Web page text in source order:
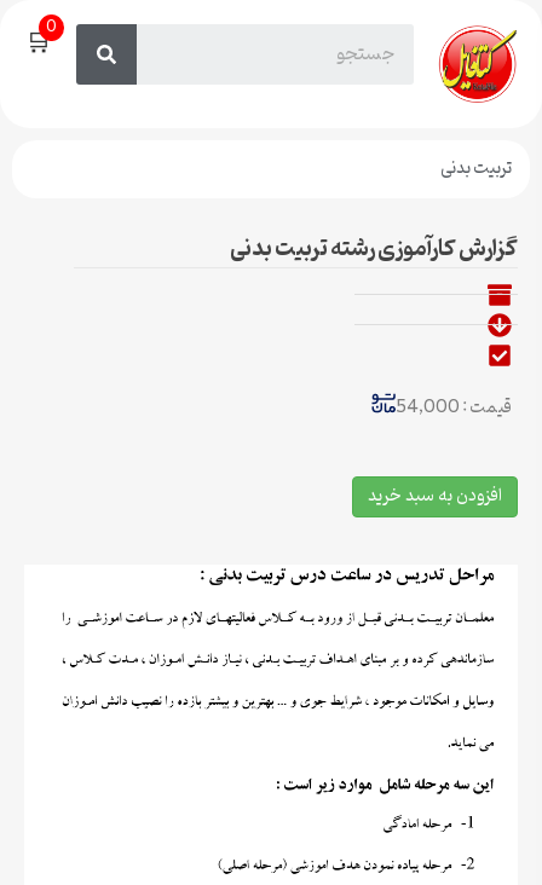
🛒0
تربیت بدنی
گزارش کارآموزی رشته تربیت بدنی
قیمت : 54,000
افزودن به سبد خرید